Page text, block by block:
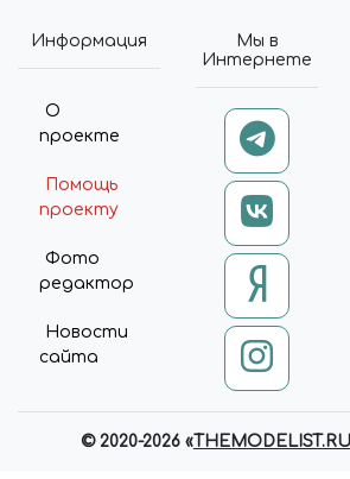
Информация
О
проекте
Помощь
проекту
Фото
редактор
Новости
сайта
Мы в
Интернете
© 2020-2026 «THEMODELIST.RU